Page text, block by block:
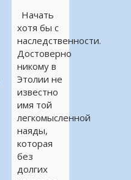
Начать
хотя бы с
наследственности.
Достоверно
никому в
Этолии не
известно
имя той
легкомысленной
наяды,
которая
без
долгих